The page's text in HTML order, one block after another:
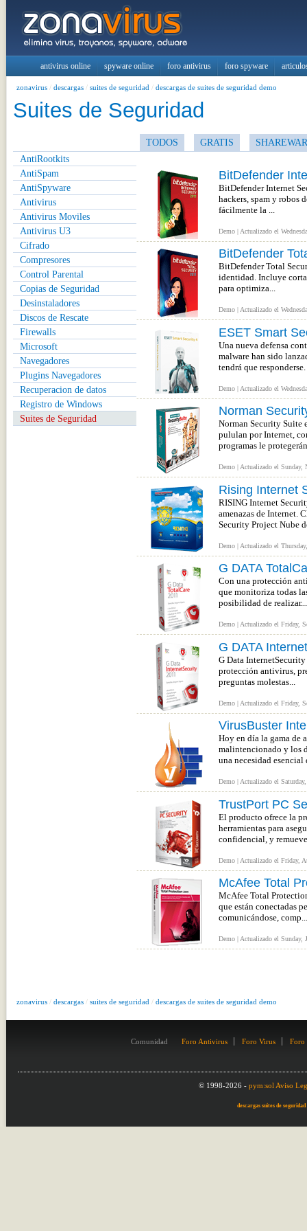
antivirus online spyware online foro antivirus foro spyware
zonavirus / descargas / suites de seguridad / descargas de suites de seguridad demo
Suites de Seguridad
AntiRootkits
AntiSpam
AntiSpyware
Antivirus
Antivirus Moviles
Antivirus U3
Cifrado
Compresores
Control Parental
Copias de Seguridad
Desinstaladores
Discos de Rescate
Firewalls
Microsoft
Navegadores
Plugins Navegadores
Recuperacion de datos
Registro de Windows
Suites de Seguridad
TODOS GRATIS
BitDefender
BitDefender Internet
hackers, spam y robos
fácilmente la ...
Demo | Actualizado el
BitDefender
BitDefender Total
identidad. Incluye
para optimiza...
Demo | Actualizado el
ESET Smart
Una nueva defensa
malware han sido
tendrá que
Demo | Actualizado el
Norman
Norman Security Suite
pululan por Internet,
programas le
Demo | Actualizado el Sunday,
Rising Internet
RISING Internet
amenazas de Internet.
Security Project Nube
Demo | Actualizado el
G DATA
Con una protección
que monitoriza todas
posibilidad de realizar...
Demo | Actualizado el Friday,
G DATA
G Data
protección antivirus,
preguntas molestas...
Demo | Actualizado el Friday,
VirusBuster
Hoy en día la gama de
malintencionado y los
una necesidad esencial
Demo | Actualizado el
TrustPort PC
El producto ofrece la
herramientas para
confidencial, y
Demo | Actualizado el Friday,
McAfee Total
McAfee Total
que están conectadas
comunicándose, comp...
Demo | Actualizado el Sunday,
zonavirus / descargas / suites de seguridad / descargas de suites de seguridad demo
Comunidad Foro Antivirus Foro Virus Foro
© 1998-2026 - pym:sol Aviso
descargas suites de seguridad